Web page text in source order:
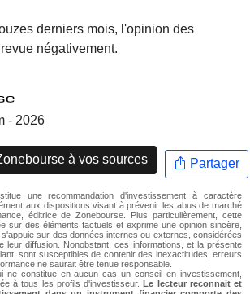
derniers mois, l'opinion des
négativement.
- 2026
à vos sources Partager
une recommandation d'investissement à caractère
aux dispositions visant à prévenir les abus de marché
éditrice de Zonebourse. Plus particulièrement, cette
sur des éléments factuels et exprime une opinion sincère,
sur des données internes ou externes, considérées
leur diffusion. Nonobstant, ces informations, et la présente
sont susceptibles de contenir des inexactitudes, erreurs
ne saurait être tenue responsable.
ne constitue en aucun cas un conseil en investissement,
à tous les profils d'investisseur.Le lecteur reconnait et